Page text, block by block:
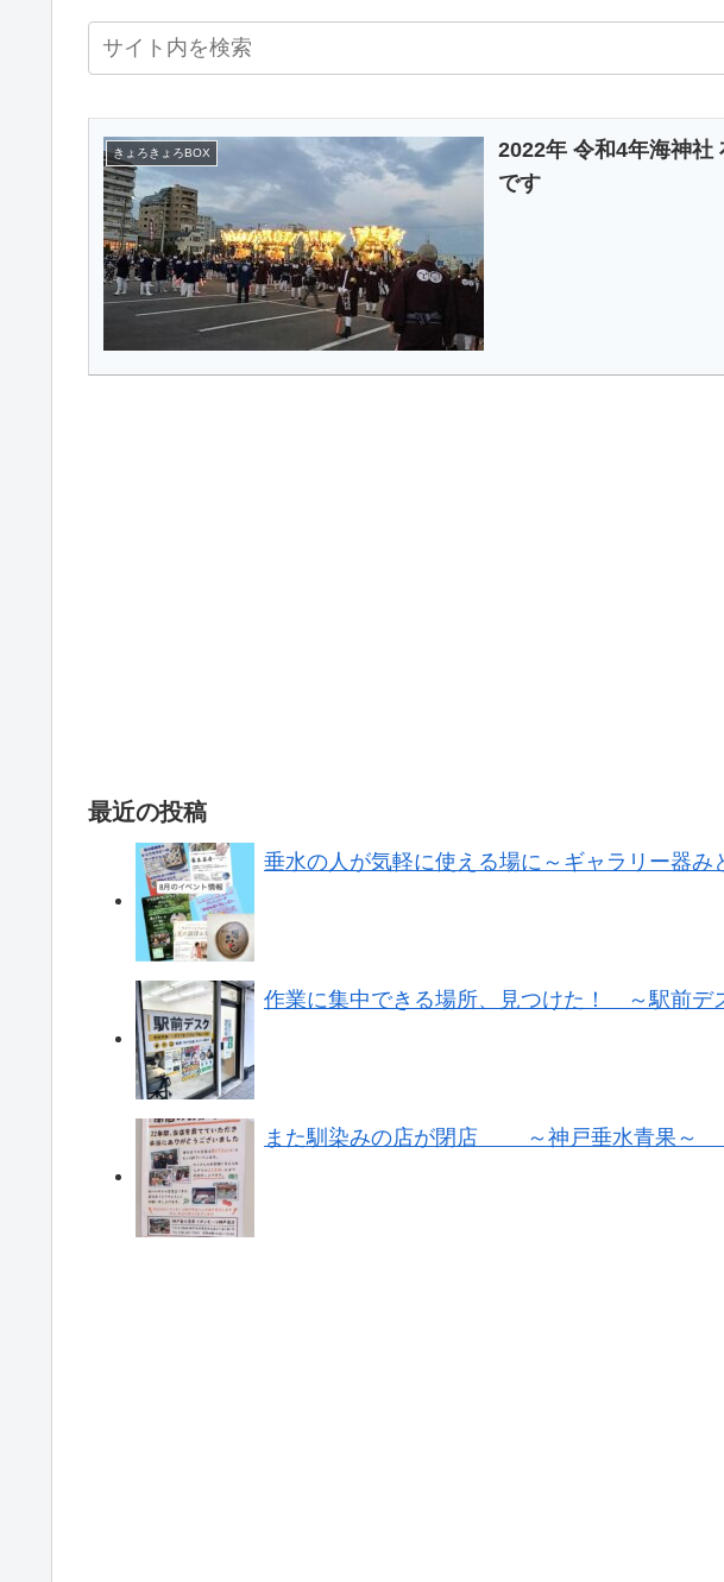
きょろきょろBOX
2022年 令和4年海神社
です
最近の投稿
垂水の人が気軽に使える場に～ギャラリー器
作業に集中できる場所、見つけた！ ～駅前デ
また馴染みの店が閉店 ～神戸垂水青果